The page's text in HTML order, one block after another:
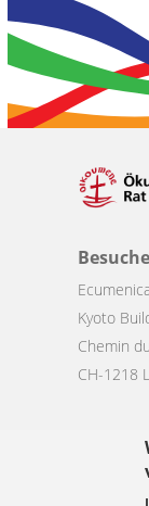
Kyoto
Chemin
CH-1218
© Copyright